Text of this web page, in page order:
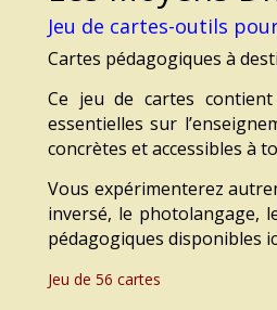
Jeu de cartes-outils
Cartes pédagogiques à
Ce jeu de cartes
essentielles sur
concrètes et accessibles à
Vous expérimenterez
inversé, le photolangage,
pédagogiques disponibles
Jeu de 56 cartes